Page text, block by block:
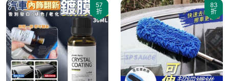
57
折
83
折